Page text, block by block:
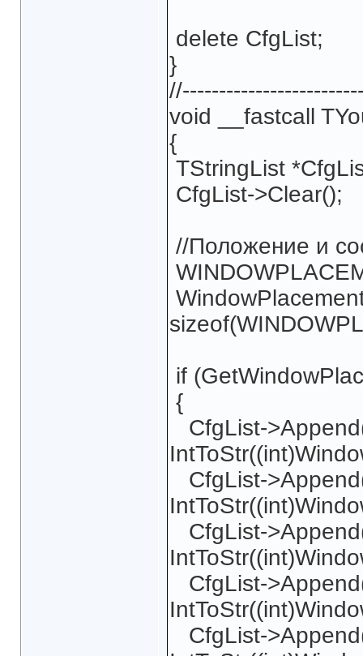
delete CfgList;
}
void __fastcall
{
TStringList
CfgList->Clear();
//Положение и
if
{
CfgList-
CfgList-
CfgList-
CfgList-
CfgList-